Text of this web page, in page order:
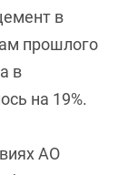
в
прошлого
в
на 19%.
АО